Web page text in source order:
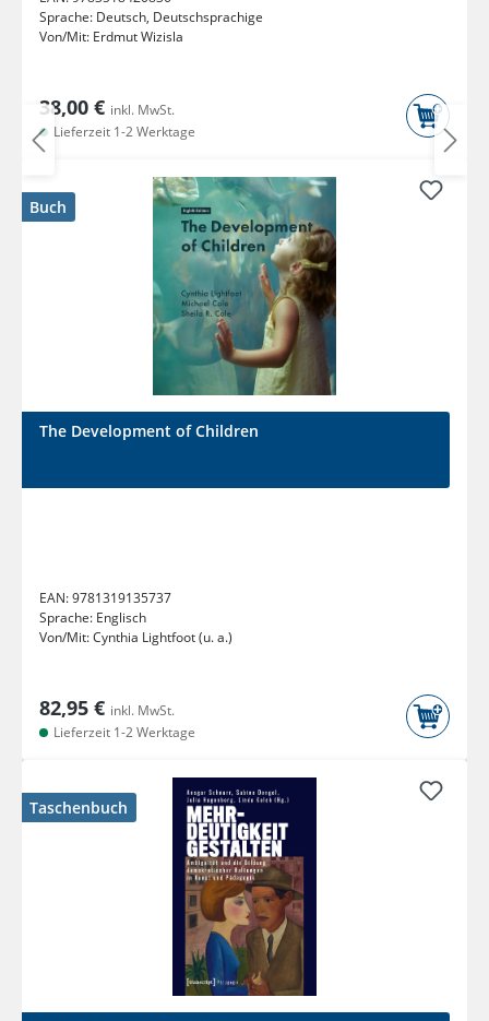
Sprache: Deutsch, Deutschsprachige
Von/Mit: Erdmut Wizisla
38,00 € inkl. MwSt.
Lieferzeit 1-2 Werktage
Buch
The Development of Children
EAN:9781319135737
Sprache: Englisch
Von/Mit:Cynthia Lightfoot (u. a.)
82,95 € inkl. MwSt.
Lieferzeit 1-2 Werktage
Taschenbuch